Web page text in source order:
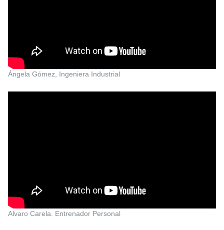
Ángela Gómez, Ingeniera Industrial
Alvaro Carela. Entrenador Personal